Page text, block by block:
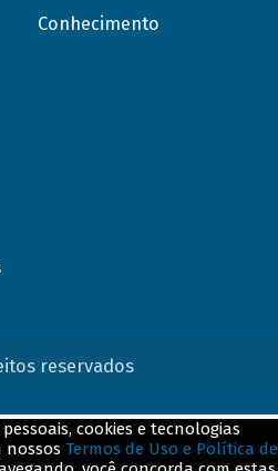
Conhecimento
reservados
cookies e tecnologias
nossos Termos de Uso e Política de